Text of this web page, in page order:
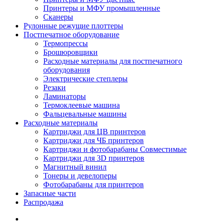
Принтеры и МФУ промышленные
Сканеры
Рулонные режущие плоттеры
Постпечатное оборудование
Термопрессы
Брошюровщики
Расходные материалы для постпечатного
оборудования
Электрические степлеры
Резаки
Ламинаторы
Термоклеевые машина
Фальцевальные машины
Расходные материалы
Картриджи для ЦВ принтеров
Картриджи для ЧБ принтеров
Картриджи и фотобарабаны Совместимые
Картриджи для 3D принтеров
Магнитный винил
Тонеры и девелоперы
Фотобарабаны для принтеров
Запасные части
Распродажа